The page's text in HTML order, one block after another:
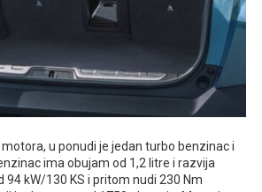
u ponudi je jedan turbo benzinac i
ima obujam od 1,2 litre i razvija
94 kW/130 KS i pritom nudi 230 Nm